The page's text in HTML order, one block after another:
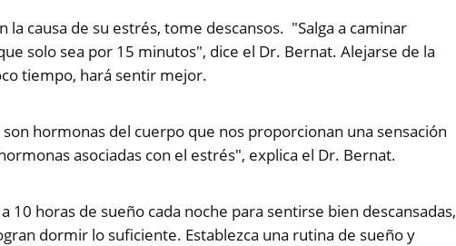
causa de su estrés, tome descansos. "Salga a caminar
solo sea por 15 minutos", dice el Dr. Bernat. Alejarse de la
tiempo, hará sentir mejor.
hormonas del cuerpo que nos proporcionan una sensación
asociadas con el estrés", explica el Dr. Bernat.
10 horas de sueño cada noche para sentirse bien descansadas,
dormir lo suficiente. Establezca una rutina de sueño y